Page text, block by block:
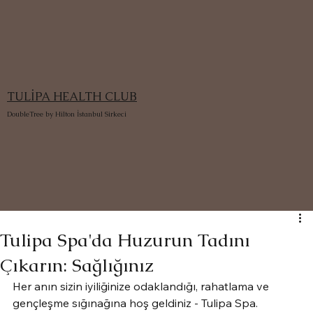
TULİPA HEALTH CLUB
DoubleTree by Hilton İstanbul Sirkeci
Tulipa Spa'da Huzurun Tadını
Çıkarın: Sağlığınız
Her anın sizin iyiliğinize odaklandığı, rahatlama ve
gençleşme sığınağına hoş geldiniz - Tulipa Spa.